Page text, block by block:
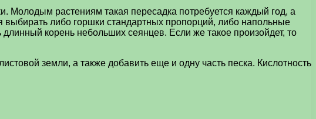
Молодым растениям такая пересадка потребуется каждый год, а
выбирать либо горшки стандартных пропорций, либо напольные
корень небольших сеянцев. Если же такое произойдет, то
земли, а также добавить еще и одну часть песка. Кислотность